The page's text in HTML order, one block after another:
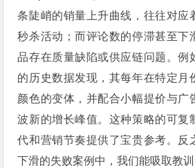
条陡峭的销量上升曲线，往往对应
秒杀活动；而评论数的停滞甚至下
品存在质量缺陷或供应链问题。例
的历史数据发现，其每年在特定月
颜色的变体，并配合小幅提价与广
波新的增长峰值。这种策略的可复
代和营销节奏提供了宝贵参考。反
下滑的失败案例中，我们能吸取教训